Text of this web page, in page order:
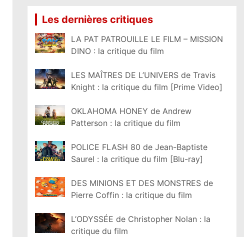
Les dernières critiques
LA PAT PATROUILLE LE FILM – MISSION
DINO : la critique du film
LES MAÎTRES DE L’UNIVERS de Travis
Knight : la critique du film [Prime Video]
OKLAHOMA HONEY de Andrew
Patterson : la critique du film
POLICE FLASH 80 de Jean-Baptiste
Saurel : la critique du film [Blu-ray]
DES MINIONS ET DES MONSTRES de
Pierre Coffin : la critique du film
L’ODYSSÉE de Christopher Nolan : la
critique du film